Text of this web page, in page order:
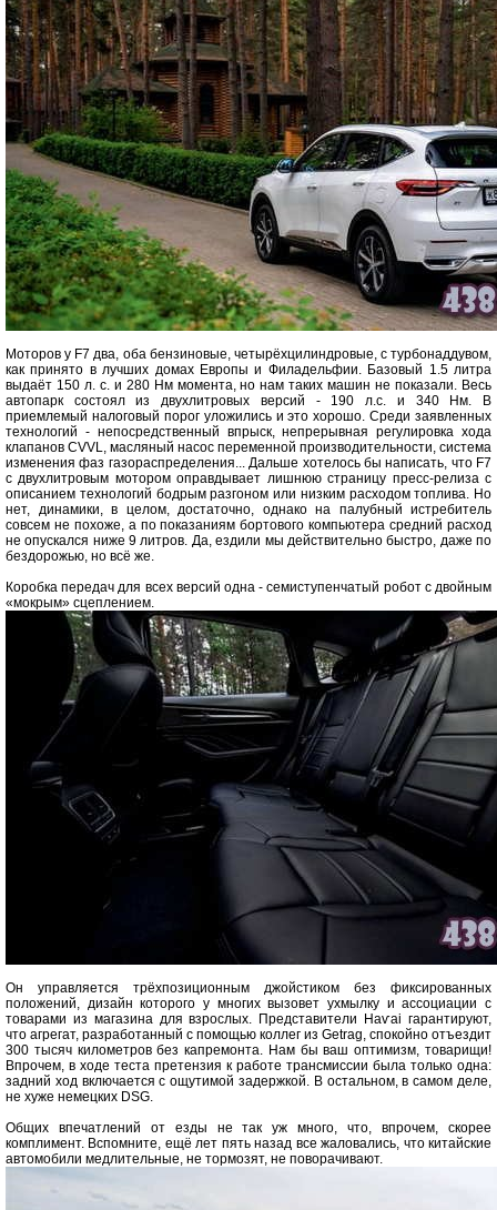
Моторов у F7 два, оба бензиновые, четырёхцилиндровые, с турбонаддувом,
как принято в лучших домах Европы и Филадельфии. Базовый 1.5 литра
выдаёт 150 л. с. и 280 Нм момента, но нам таких машин не показали. Весь
автопарк состоял из двухлитровых версий - 190 л.с. и 340 Нм. В
приемлемый налоговый порог уложились и это хорошо. Среди заявленных
технологий - непосредственный впрыск, непрерывная регулировка хода
клапанов CVVL, масляный насос переменной производительности, система
изменения фаз газораспределения... Дальше хотелось бы написать, что F7
с двухлитровым мотором оправдывает лишнюю страницу пресс-релиза с
описанием технологий бодрым разгоном или низким расходом топлива. Но
нет, динамики, в целом, достаточно, однако на палубный истребитель
совсем не похоже, а по показаниям бортового компьютера средний расход
не опускался ниже 9 литров. Да, ездили мы действительно быстро, даже по
бездорожью, но всё же.
Коробка передач для всех версий одна - семиступенчатый робот с двойным
«мокрым» сцеплением.
Он управляется трёхпозиционным джойстиком без фиксированных
положений, дизайн которого у многих вызовет ухмылку и ассоциации с
товарами из магазина для взрослых. Представители Наѵаі гарантируют,
что агрегат, разработанный с помощью коллег из Getrag, спокойно отъездит
300 тысяч километров без капремонта. Нам бы ваш оптимизм, товарищи!
Впрочем, в ходе теста претензия к работе трансмиссии была только одна:
задний ход включается с ощутимой задержкой. В остальном, в самом деле,
не хуже немецких DSG.
Общих впечатлений от езды не так уж много, что, впрочем, скорее
комплимент. Вспомните, ещё лет пять назад все жаловались, что китайские
автомобили медлительные, не тормозят, не поворачивают.